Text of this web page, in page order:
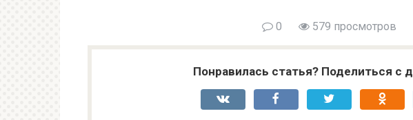
0 579 просмотров
Понравилась статья? Поделиться с